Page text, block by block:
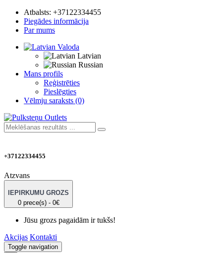
Atbalsts: +37122334455
Piegādes informācija
Par mums
Valoda
Latvian
Russian
Mans profils
Reģistrēties
Pieslēgties
Vēlmju saraksts (0)
+37122334455
Atzvans
IEPIRKUMU GROZS
0 prece(s) - 0€
Jūsu grozs pagaidām ir tukšs!
Akcijas Kontakti
Toggle navigation